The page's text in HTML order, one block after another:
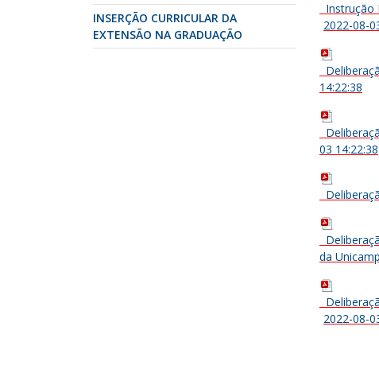
INSERÇÃO CURRICULAR DA
EXTENSÃO NA GRADUAÇÃO
Instrução
2022-08-
14:22:38
03 14:22:38
da
2022-08-